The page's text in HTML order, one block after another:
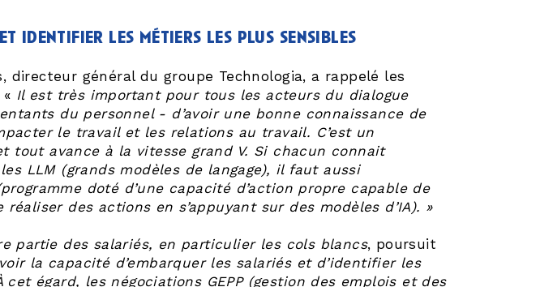
identifier les métiers les plus sensibles
directeur général du groupe Technologia, a rappelé les
Il est très important pour tous les acteurs du dialogue
du personnel - d’avoir une bonne connaissance de
le travail et les relations au travail. C’est un
tout avance à la vitesse grand V. Si chacun connait
LLM (grands modèles de langage), il faut aussi
doté d’une capacité d’action propre capable de
des actions en s’appuyant sur des modèles d’IA). »
partie des salariés, en particulier les cols blancs, poursuit
la capacité d’embarquer les salariés et d’identifier les
égard, les négociations GEPP (gestion des emplois et des